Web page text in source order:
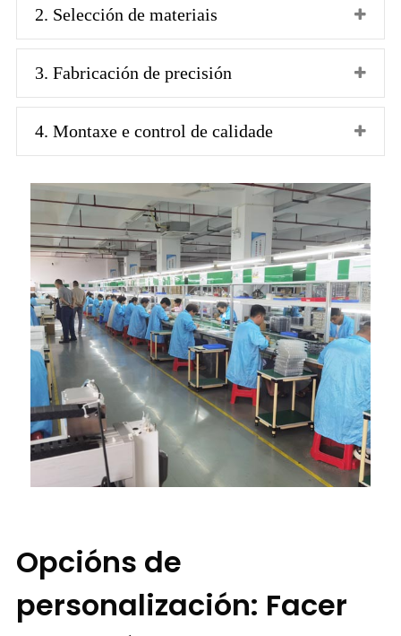
2. Selección de materiais
3. Fabricación de precisión
4. Montaxe e control de calidade
Opcións de
personalización: Facer